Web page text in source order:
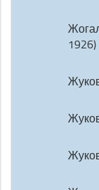
1926)